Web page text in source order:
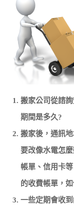
搬家公司從諮
期間是多久?
搬家後，通訊
要改像水電怎
帳單、信用卡
的收費帳單，
一些定期會收